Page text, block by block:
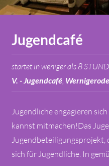
Jugendcafé
startet in weniger als 8
V. - Jugendcafé, Wernigerode
Jugendliche engagieren
kannst mitmachen!Das
Jugendbeteiligungsprojekt,
sich für Jugendliche. In